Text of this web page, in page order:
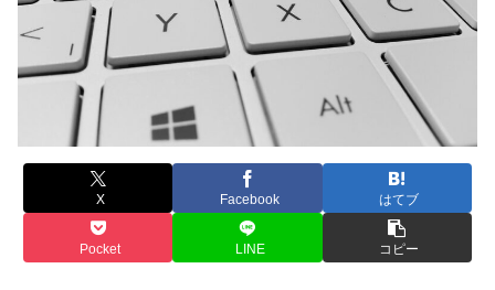
X Facebook はてブ
Pocket LINE コピー